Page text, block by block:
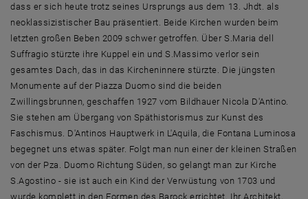
dass er sich heute trotz seines Ursprungs aus dem 13. Jhdt. als
neoklassizistischer Bau präsentiert. Beide Kirchen wurden beim
letzten großen Beben 2009 schwer getroffen. Über S.Maria dell
Suffragio stürzte ihre Kuppel ein und S.Massimo verlor sein
gesamtes Dach, das in das Kircheninnere stürzte. Die jüngsten
Monumente auf der Piazza Duomo sind die beiden
Zwillingsbrunnen, geschaffen 1927 vom Bildhauer Nicola D'Antino.
Sie stehen am Übergang von Späthistorismus zur Kunst des
Faschismus. D'Antinos Hauptwerk in L'Aquila, die Fontana Luminosa
begegnet uns etwas später. Folgt man nun einer der kleinen Straßen
von der Pza. Duomo Richtung Süden, so gelangt man zur Kirche
S.Agostino - sie ist auch ein Kind der Verwüstung von 1703 und
wurde komplett in den Formen des Barock errichtet. Ihr Architekt,